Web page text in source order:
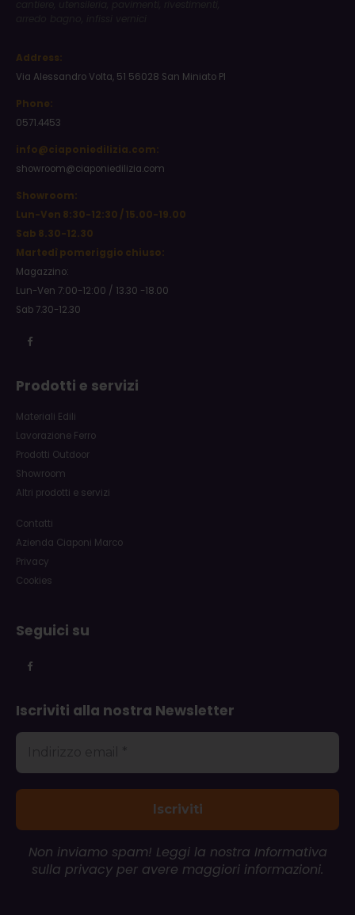
Address:
Via Alessandro Volta, 51 56028 San Miniato PI
Phone:
0571.4453
info@ciaponiedilizia.com:
showroom@ciaponiedilizia.com
Showroom:
Lun-Ven 8:30-12:30 / 15.00-19.00
Sab 8.30-12.30
Martedì pomeriggio chiuso:
Magazzino:
Lun-Ven 7:00-12:00 / 13.30 -18.00
Sab 7.30-12.30
Prodotti e servizi
Materiali Edili
Lavorazione Ferro
Prodotti Outdoor
Showroom
Altri prodotti e servizi
Contatti
Azienda Ciaponi Marco
Privacy
Cookies
Seguici su
Iscriviti alla nostra Newsletter
Non inviamo spam! Leggi la nostra Informativa
sulla privacy per avere maggiori informazioni.